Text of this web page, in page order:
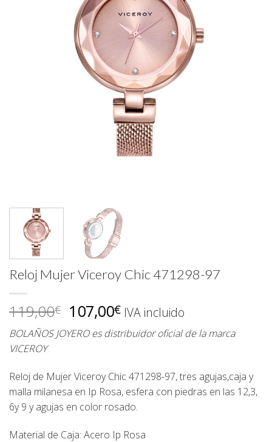
Reloj Mujer Viceroy Chic 471298-97
119,00€ El
precio
original
119,00€.
107,00€El
precio
actual
107,00€.
IVA incluido
BOLAÑOS JOYERO es distribuidor oficial de la marca
VICEROY
Reloj de Mujer Viceroy Chic 471298-97, tres agujas,caja y
malla milanesa en Ip Rosa, esfera con piedras en las 12,3,
6y 9 y agujas en color rosado.
Material de Caja: Acero Ip Rosa